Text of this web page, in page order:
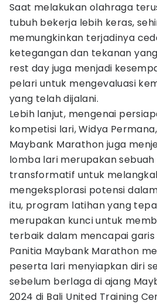
Saat melakukan olahraga
tubuh bekerja lebih keras,
memungkinkan terjadinya
ketegangan dan tekanan
rest day juga menjadi
pelari untuk mengevaluasi
yang telah dijalani.
Lebih lanjut, mengenai
kompetisi lari, Widya
Maybank Marathon juga
lomba lari merupakan
transformatif untuk
mengeksplorasi potensi
itu, program latihan yang
merupakan kunci untuk
terbaik dalam mencapai garis
Panitia Maybank Marathon
peserta lari menyiapkan diri
sebelum berlaga di ajang
2024 di Bali United Training